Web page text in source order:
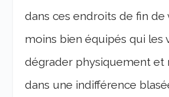
dans ces endroits de fin de
moins bien équipés qui les
dégrader physiquement et
dans une indifférence